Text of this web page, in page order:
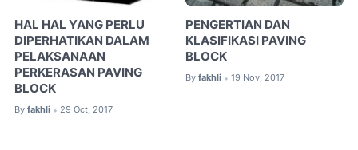
HAL HAL YANG PERLU
DIPERHATIKAN DALAM
PELAKSANAAN
PERKERASAN PAVING
BLOCK
By fakhli • 29 Oct, 2017
PENGERTIAN DAN
KLASIFIKASI PAVING
BLOCK
By fakhli • 19 Nov, 2017